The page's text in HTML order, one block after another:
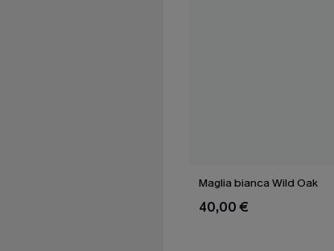
Maglia bianca Wild Oak
40,00 €